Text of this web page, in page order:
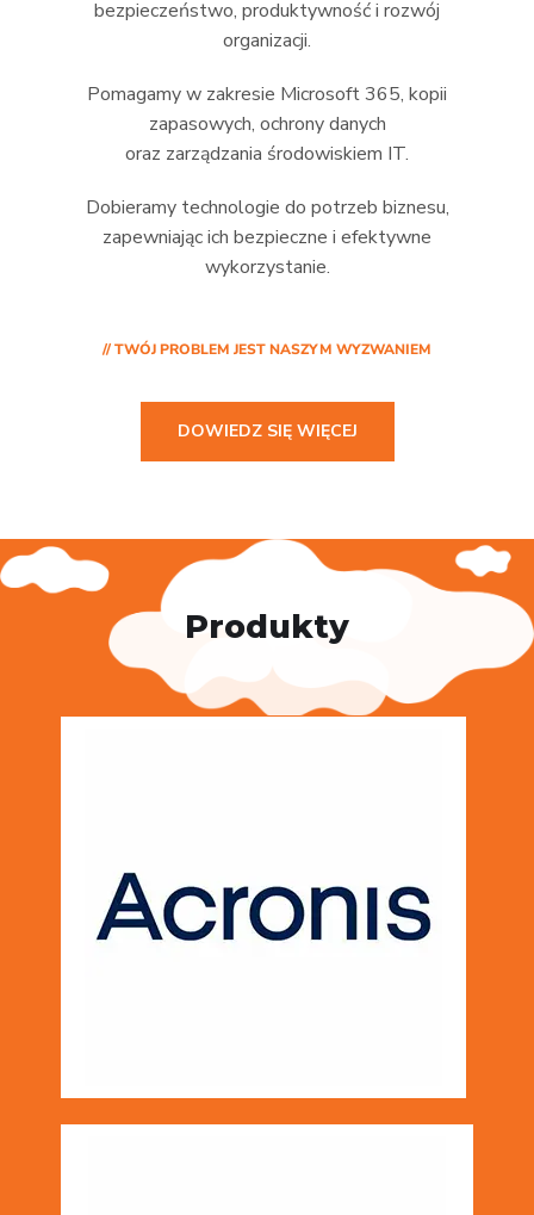
bezpieczeństwo, produktywność i rozwój
organizacji.
Pomagamy w zakresie Microsoft 365, kopii
zapasowych, ochrony danych
oraz zarządzania środowiskiem IT.
Dobieramy technologie do potrzeb biznesu,
zapewniając ich bezpieczne i efektywne
wykorzystanie.
// TWÓJ PROBLEM JEST NASZYM WYZWANIEM
DOWIEDZ SIĘ WIĘCEJ
Produkty